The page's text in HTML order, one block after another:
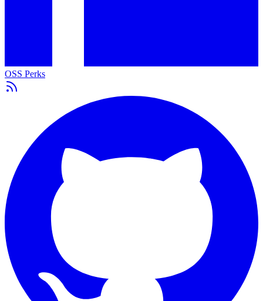
OSS Perks